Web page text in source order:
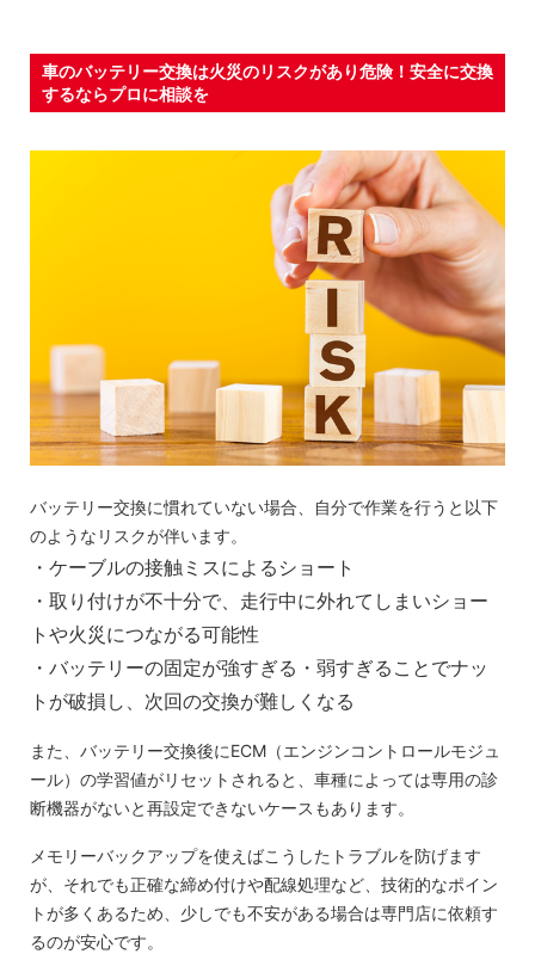
車のバッテリー交換は火災のリスクがあり危険！安全に交換
するならプロに相談を
バッテリー交換に慣れていない場合、自分で作業を行うと以下
のようなリスクが伴います。
・ケーブルの接触ミスによるショート
・取り付けが不十分で、走行中に外れてしまいショー
トや火災につながる可能性
・バッテリーの固定が強すぎる・弱すぎることでナッ
トが破損し、次回の交換が難しくなる
また、バッテリー交換後にECM（エンジンコントロールモジュ
ール）の学習値がリセットされると、車種によっては専用の診
断機器がないと再設定できないケースもあります。
メモリーバックアップを使えばこうしたトラブルを防げます
が、それでも正確な締め付けや配線処理など、技術的なポイン
トが多くあるため、少しでも不安がある場合は専門店に依頼す
るのが安心です。